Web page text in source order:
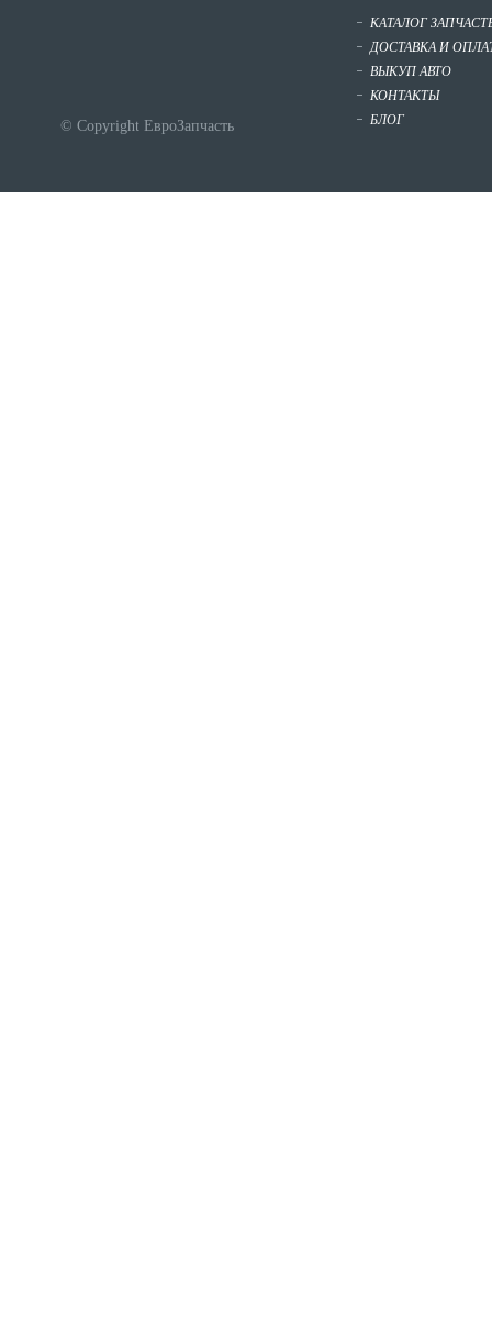
© Copyright ЕвроЗапчасть
КАТАЛОГ
ДОСТАВКА И
ВЫКУП АВТО
КОНТАКТЫ
БЛОГ